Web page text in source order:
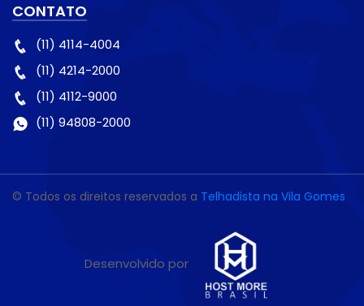
CONTATO
(11) 4114-4004
(11) 4214-2000
(11) 4112-9000
(11) 94808-2000
© Todos os direitos reservados a Telhadista na Vila Gomes
Desenvolvido por